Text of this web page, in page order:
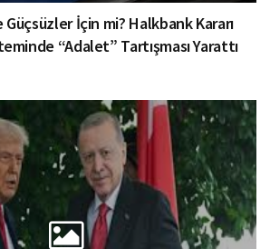
Güçsüzler İçin mi? Halkbank Kararı
“Adalet” Tartışması Yarattı